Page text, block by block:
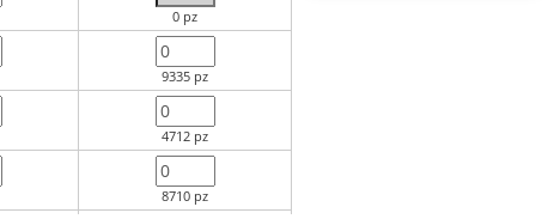
0 pz
9335 pz
4712 pz
8710 pz